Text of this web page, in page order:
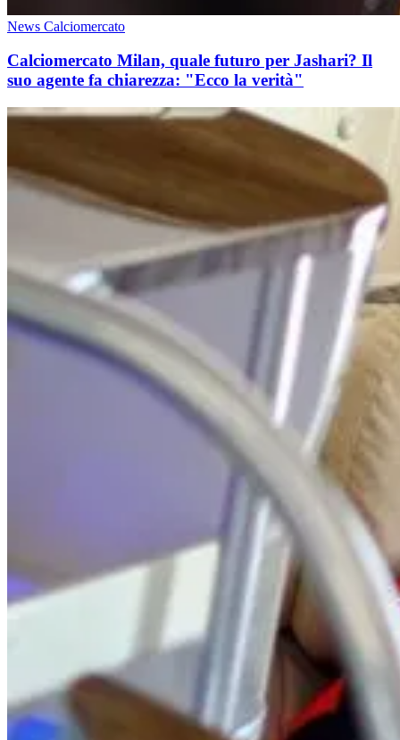
News Calciomercato
Calciomercato Milan, quale futuro per Jashari? Il
suo agente fa chiarezza: "Ecco la verità"